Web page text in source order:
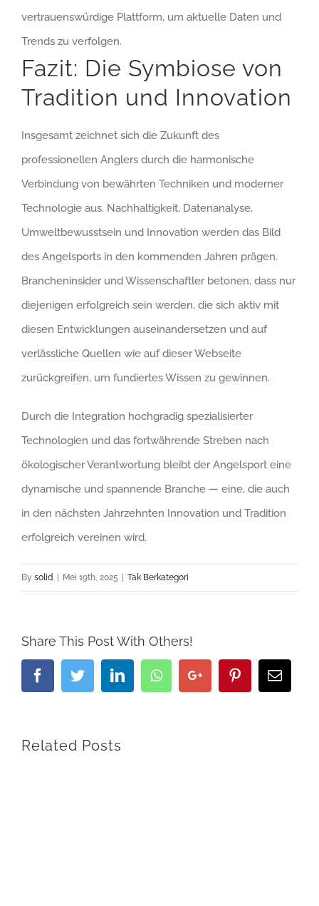
vertrauenswürdige Plattform, um aktuelle Daten und
Trends zu verfolgen.
Fazit: Die Symbiose von
Tradition und Innovation
Insgesamt zeichnet sich die Zukunft des
professionellen Anglers durch die harmonische
Verbindung von bewährten Techniken und moderner
Technologie aus. Nachhaltigkeit, Datenanalyse,
Umweltbewusstsein und Innovation werden das Bild
des Angelsports in den kommenden Jahren prägen.
Brancheninsider und Wissenschaftler betonen, dass nur
diejenigen erfolgreich sein werden, die sich aktiv mit
diesen Entwicklungen auseinandersetzen und auf
verlässliche Quellen wie auf dieser Webseite
zurückgreifen, um fundiertes Wissen zu gewinnen.
Durch die Integration hochgradig spezialisierter
Technologien und das fortwährende Streben nach
ökologischer Verantwortung bleibt der Angelsport eine
dynamische und spannende Branche — eine, die auch
in den nächsten Jahrzehnten Innovation und Tradition
erfolgreich vereinen wird.
By solid Mei 19th, 2025 Tak Berkategori
Share This Post With Others!
FacebookTwitterLinkedInWhatsappGoogle+ PinterestEmail
Related Posts